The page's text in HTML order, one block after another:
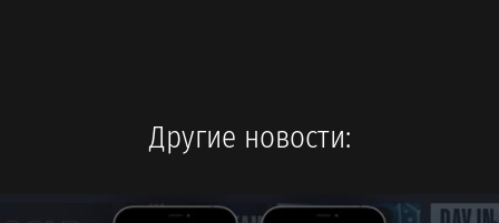
Другие новости: